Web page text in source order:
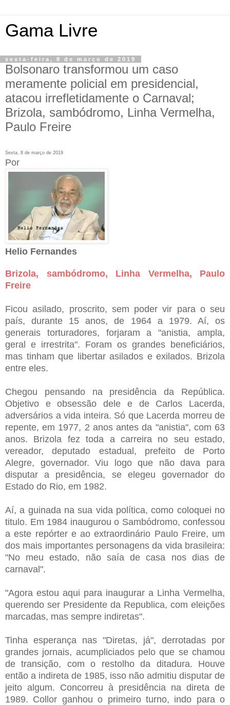
Gama Livre
sexta-feira, 8 de março de 2019
Bolsonaro transformou um caso
meramente policial em presidencial,
atacou irrefletidamente o Carnaval;
Brizola, sambódromo, Linha Vermelha,
Paulo Freire
Sexta, 8 de março de 2019
Por
Helio Fernandes
Brizola, sambódromo, Linha Vermelha, Paulo
Freire
Ficou asilado, proscrito, sem poder vir para o seu
país, durante 15 anos, de 1964 a 1979. Aí, os
generais torturadores, forjaram a "anistia, ampla,
geral e irrestrita". Foram os grandes beneficiários,
mas tinham que libertar asilados e exilados. Brizola
entre eles.
Chegou pensando na presidência da República.
Objetivo e obsessão dele e de Carlos Lacerda,
adversários a vida inteira. Só que Lacerda morreu de
repente, em 1977, 2 anos antes da "anistia", com 63
anos. Brizola fez toda a carreira no seu estado,
vereador, deputado estadual, prefeito de Porto
Alegre, governador. Viu logo que não dava para
disputar a presidência, se elegeu governador do
Estado do Rio, em 1982.
Aí, a guinada na sua vida política, como coloquei no
titulo. Em 1984 inaugurou o Sambódromo, confessou
a este repórter e ao extraordinário Paulo Freire, um
dos mais importantes personagens da vida brasileira:
"No meu estado, não saía de casa nos dias de
carnaval".
"Agora estou aqui para inaugurar a Linha Vermelha,
querendo ser Presidente da Republica, com eleições
marcadas, mas sempre indiretas".
Tinha esperança nas "Diretas, já", derrotadas por
grandes jornais, acumpliciados pelo que se chamou
de transição, com o restolho da ditadura. Houve
então a indireta de 1985, isso não admitiu disputar de
jeito algum. Concorreu à presidência na direta de
1989. Collor ganhou o primeiro turno, indo para o